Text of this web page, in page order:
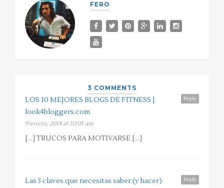
FERO
3 COMMENTS
Reply
LOS 10 MEJORES BLOGS DE FITNESS |
look4bloggers.com
9 enero, 2018 at 10:05 am
[…] TRUCOS PARA MOTIVARSE […]
Reply
Las 3 claves que necesitas saber (y hacer)